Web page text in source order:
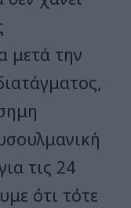
μετά την
τις 24
ότι τότε